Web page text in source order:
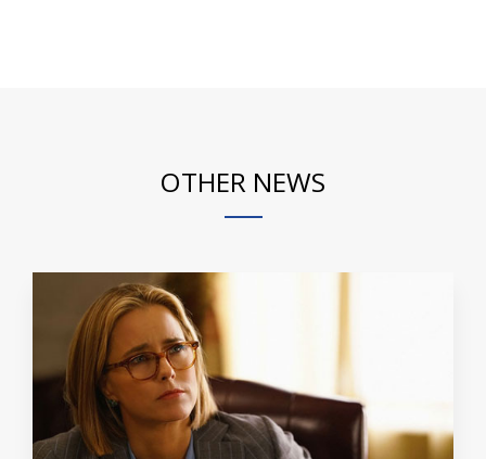
OTHER NEWS